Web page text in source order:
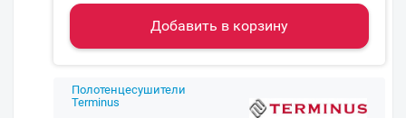
Добавить в корзину
Полотенцесушители
Terminus